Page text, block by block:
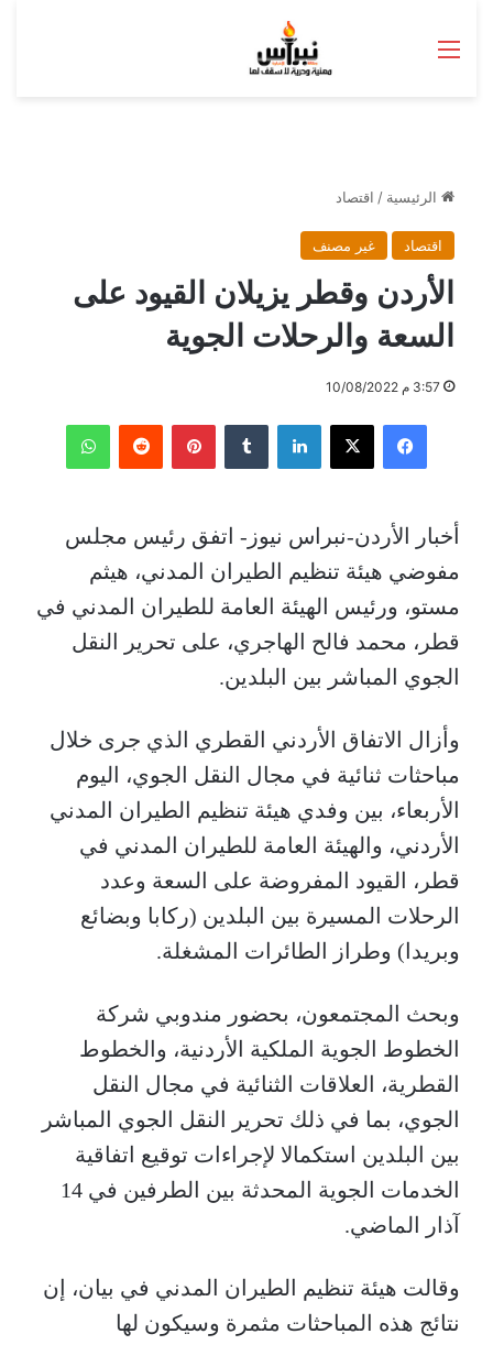
القائمة
الرئيسية / اقتصاد
اقتصاد غير مصنف
الأردن وقطر يزيلان القيود على
السعة والرحلات الجوية
3:57 م 10/08/2022
فيسبوك ‫X لينكدإن بينتيريست واتساب
أخبار الأردن-نبراس نيوز- اتفق رئيس مجلس
مفوضي هيئة تنظيم الطيران المدني، هيثم
مستو، ورئيس الهيئة العامة للطيران المدني في
قطر، محمد فالح الهاجري، على تحرير النقل
الجوي المباشر بين البلدين.
وأزال الاتفاق الأردني القطري الذي جرى خلال
مباحثات ثنائية في مجال النقل الجوي، اليوم
الأربعاء، بين وفدي هيئة تنظيم الطيران المدني
الأردني، والهيئة العامة للطيران المدني في
قطر، القيود المفروضة على السعة وعدد
الرحلات المسيرة بين البلدين (ركابا وبضائع
وبريدا) وطراز الطائرات المشغلة.
وبحث المجتمعون، بحضور مندوبي شركة
الخطوط الجوية الملكية الأردنية، والخطوط
القطرية، العلاقات الثنائية في مجال النقل
الجوي، بما في ذلك تحرير النقل الجوي المباشر
بين البلدين استكمالا لإجراءات توقيع اتفاقية
الخدمات الجوية المحدثة بين الطرفين في 14
آذار الماضي.
وقالت هيئة تنظيم الطيران المدني في بيان، إن
نتائج هذه المباحثات مثمرة وسيكون لها